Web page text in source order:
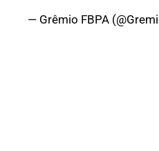
— Grêmio FBPA